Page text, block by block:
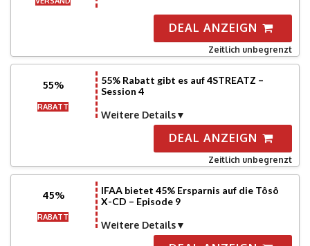
DEAL ANZEIGN
Zeitlich unbegrenzt
55%
RABATT
55% Rabatt gibt es auf 4STREATZ –
Session 4
Weitere Details
DEAL ANZEIGN
Zeitlich unbegrenzt
45%
RABATT
IFAA bietet 45% Ersparnis auf die Tôsô
X-CD – Episode 9
Weitere Details